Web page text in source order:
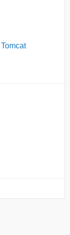
Tomcat